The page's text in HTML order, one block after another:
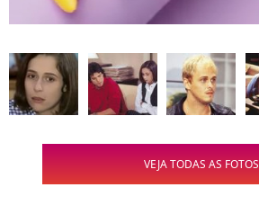
VEJA TODAS AS FOTOS